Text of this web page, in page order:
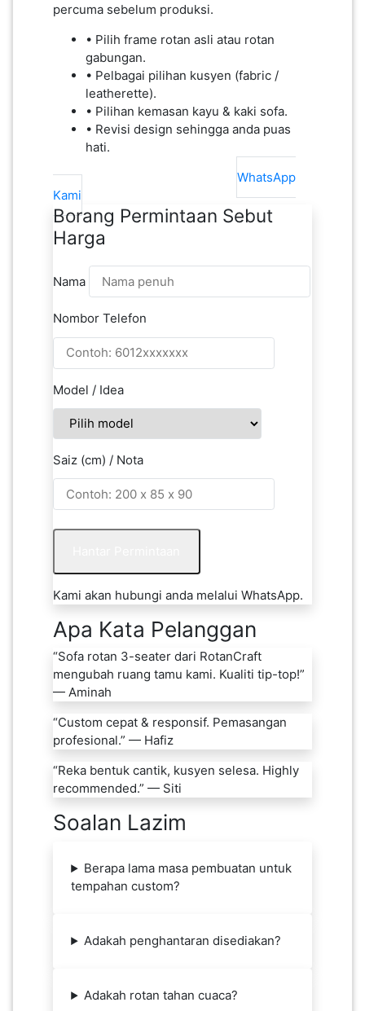
percuma sebelum produksi.
• Pilih frame rotan asli atau rotan
gabungan.
• Pelbagai pilihan kusyen (fabric /
leatherette).
• Pilihan kemasan kayu & kaki sofa.
• Revisi design sehingga anda puas
hati.
WhatsApp
Kami
Borang Permintaan Sebut
Harga
Nama
Nombor Telefon
Model / Idea
Saiz (cm) / Nota
Kami akan hubungi anda melalui WhatsApp.
Apa Kata Pelanggan
“Sofa rotan 3-seater dari RotanCraft
mengubah ruang tamu kami. Kualiti tip-top!”
— Aminah
“Custom cepat & responsif. Pemasangan
profesional.” — Hafiz
“Reka bentuk cantik, kusyen selesa. Highly
recommended.” — Siti
Soalan Lazim
Berapa lama masa pembuatan untuk
tempahan custom?
Adakah penghantaran disediakan?
Adakah rotan tahan cuaca?